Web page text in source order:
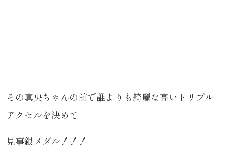
その真央ちゃんの前で誰よりも綺麗な高いトリプル
アクセルを決めて
見事銀メダル！！！